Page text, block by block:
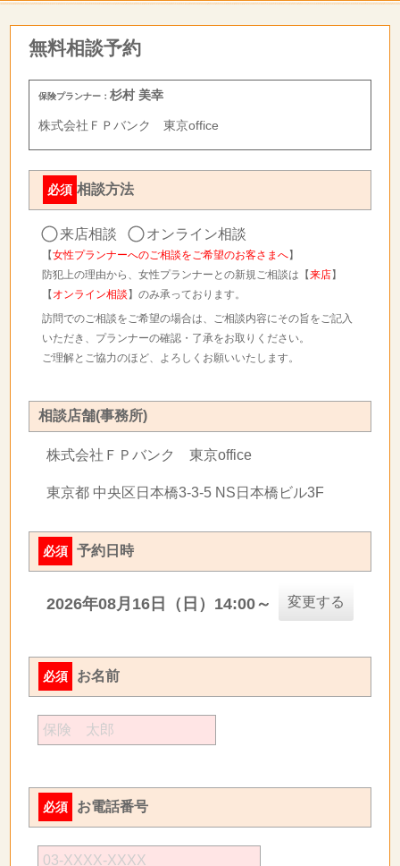
無料相談予約
保険プランナー：杉村 美幸
株式会社ＦＰバンク 東京office
必須 相談方法
来店相談 オンライン相談
【女性プランナーへのご相談をご希望のお客さまへ】
防犯上の理由から、女性プランナーとの新規ご相談は【来店】
【 オンライン相談 】のみ承っております。
訪問でのご相談をご希望の場合は、ご相談内容にその旨をご記入
いただき、プランナーの確認・了承をお取りください。
ご理解とご協力のほど、よろしくお願いいたします。
相談店舗(事務所)
株式会社ＦＰバンク 東京office
東京都 中央区日本橋3-3-5 NS日本橋ビル3F
必須 予約日時
2026年08月16日（日）14:00～ 変更する
必須 お名前
必須 お電話番号